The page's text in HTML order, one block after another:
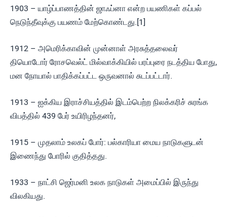
1903 – யாழ்ப்பாணத்தின் ஜாஃப்னா என்ற பயணிகள் கப்பல்
நெடுந்தீவுக்கு பயணம் மேற்கொண்டது.[1]
1912 – அமெரிக்காவின் முன்னாள் அரசுத்தலைவர்
தியொடோர் ரோசவெல்ட் மில்வாக்கியில் பரப்புரை நடத்திய போது,
மன நோயால் பாதிக்கப்பட்ட ஒருவனால் சுடப்பட்டார்.
1913 – ஐக்கிய இராச்சியத்தில் இடம்பெற்ற நிலக்கரிச் சுரங்க
விபத்தில் 439 பேர் உயிரிழந்தனர்,
1915 – முதலாம் உலகப் போர்: பல்காரியா மைய நாடுகளுடன்
இணைந்து போரில் குதித்தது.
1933 – நாட்சி ஜெர்மனி உலக நாடுகள் அமைப்பில் இருந்து
விலகியது.